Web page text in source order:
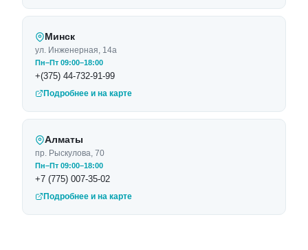
Минск
ул. Инженерная, 14а
Пн–Пт 09:00–18:00
+(375) 44-732-91-99
Подробнее и на карте
Алматы
пр. Рыскулова, 70
Пн–Пт 09:00–18:00
+7 (775) 007-35-02
Подробнее и на карте